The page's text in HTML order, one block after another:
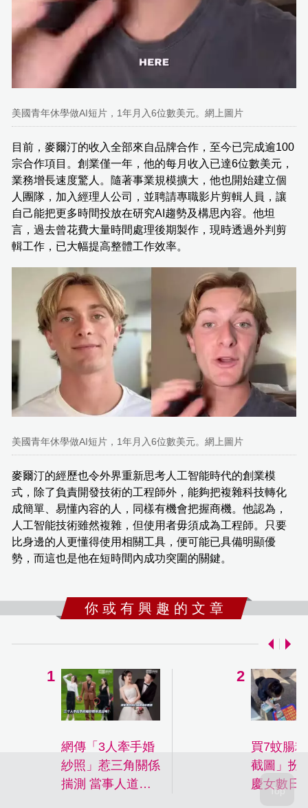
美國青年休學做AI短片，1年月入6位數美元。網上圖片
目前，麥爾汀的收入全部來自品牌合作，至今已完成逾100
宗合作項目。創業僅一年，他的每月收入已達6位數美元，
業務增長速度驚人。隨著事業規模擴大，他也開始建立個
人團隊，加入經理人公司，並聘請專職影片剪輯人員，讓
自己能把更多時間投放在研究AI趨勢及構思內容。他坦
言，過去曾花費大量時間處理後期製作，現時透過外判剪
輯工作，已大幅提高整體工作效率。
美國青年休學做AI短片，1年月入6位數美元。網上圖片
麥爾汀的經歷也令外界重新思考人工智能時代的創業模
式，除了負責開發技術的工程師外，能夠把複雜科技轉化
成簡單、易懂內容的人，同樣有機會把握商機。他認為，
人工智能技術雖然複雜，但使用者毋須成為工程師。只要
比身邊的人更懂得使用相關工具，便可能已具備明顯優
勢，而這也是他在短時間內成功突圍的關鍵。
你 或 有 興 趣 的 文 章
網傳「3人牽手婚
紗照」惹三角關係
揣測 當事人道背
買7蚊腸
截圖」扮
慶女數日